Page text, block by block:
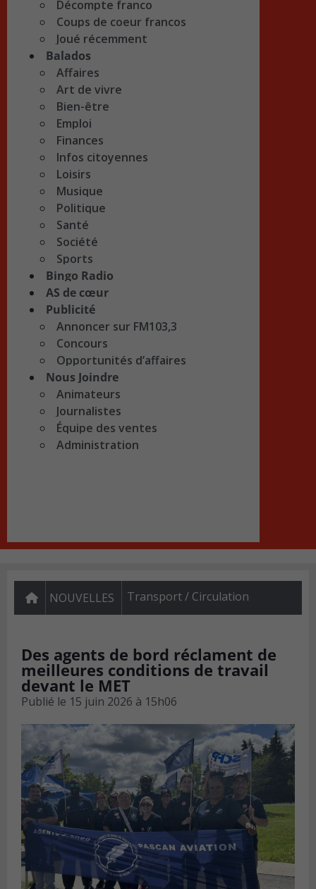
Décompte franco
Coups de coeur francos
Joué récemment
Balados
Affaires
Art de vivre
Bien-être
Emploi
Finances
Infos citoyennes
Loisirs
Musique
Politique
Santé
Société
Sports
Bingo Radio
AS de cœur
Publicité
Annoncer sur FM103,3
Concours
Opportunités d’affaires
Nous Joindre
Animateurs
Journalistes
Équipe des ventes
Administration
NOUVELLES Transport / Circulation
Des agents de bord réclament de
meilleures conditions de travail
devant le MET
Publié le 15 juin 2026 à 15h06